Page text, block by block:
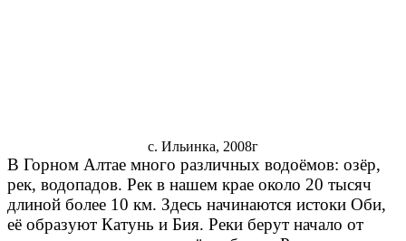
с. Ильинка, 2008г
В Горном Алтае много различных водоёмов: озёр,
рек, водопадов. Рек в нашем крае около 20 тысяч
длиной более 10 км. Здесь начинаются истоки Оби,
её образуют Катунь и Бия. Реки берут начало от